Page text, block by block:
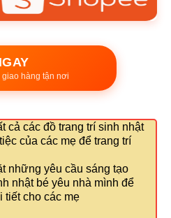
hàng tận nơi
cả các đồ trang trí sinh nhật
của các mẹ để trang trí
những yêu cầu sáng tạo
nhật bé yêu nhà mình để
tiết cho các mẹ